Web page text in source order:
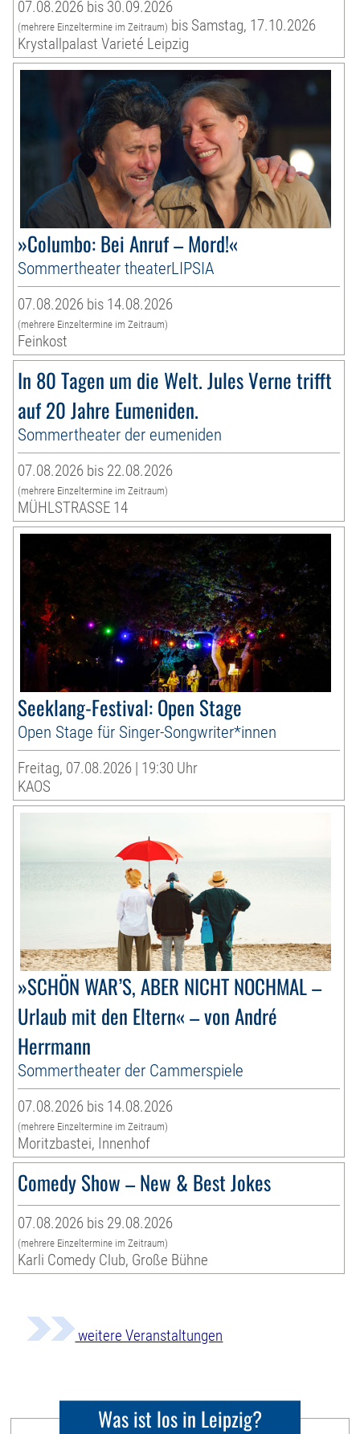
07.08.2026 bis 30.09.2026
(mehrere Einzeltermine im Zeitraum) bis Samstag, 17.10.2026
Krystallpalast Varieté Leipzig
»Columbo: Bei Anruf – Mord!«
Sommertheater theaterLIPSIA
07.08.2026 bis 14.08.2026
(mehrere Einzeltermine im Zeitraum)
Feinkost
In 80 Tagen um die Welt. Jules Verne trifft
auf 20 Jahre Eumeniden.
Sommertheater der eumeniden
07.08.2026 bis 22.08.2026
(mehrere Einzeltermine im Zeitraum)
MÜHLSTRASSE 14
Seeklang-Festival: Open Stage
Open Stage für Singer-Songwriter*innen
Freitag, 07.08.2026 | 19:30 Uhr
KAOS
»SCHÖN WAR’S, ABER NICHT NOCHMAL –
Urlaub mit den Eltern« – von André
Herrmann
Sommertheater der Cammerspiele
07.08.2026 bis 14.08.2026
(mehrere Einzeltermine im Zeitraum)
Moritzbastei, Innenhof
Comedy Show – New & Best Jokes
07.08.2026 bis 29.08.2026
(mehrere Einzeltermine im Zeitraum)
Karli Comedy Club, Große Bühne
weitere Veranstaltungen
Was ist los in Leipzig?